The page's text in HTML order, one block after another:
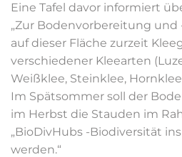
Eine Tafel davor informiert
„Zur Bodenvorbereitung
auf dieser Fläche zurzeit
verschiedener Kleearten
Weißklee, Steinklee,
Im Spätsommer soll der
im Herbst die Stauden im
„BioDivHubs -Biodiversität
werden.“